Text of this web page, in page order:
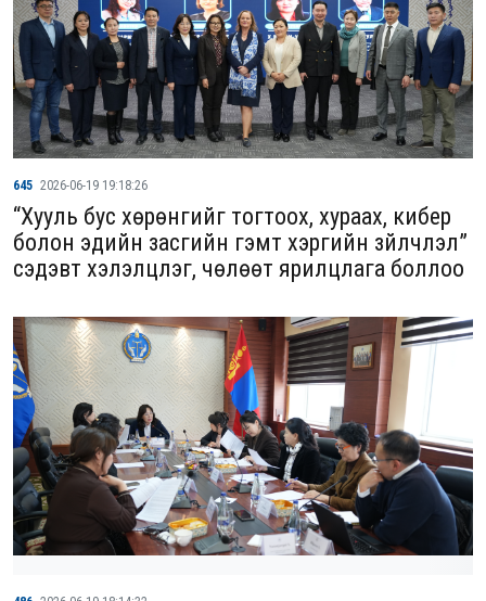
645 2026-06-19 19:18:26
“Хууль бус хөрөнгийг тогтоох, хураах, кибер
болон эдийн засгийн гэмт хэргийн зүйлчлэл”
сэдэвт хэлэлцүүлэг, чөлөөт ярилцлага боллоо